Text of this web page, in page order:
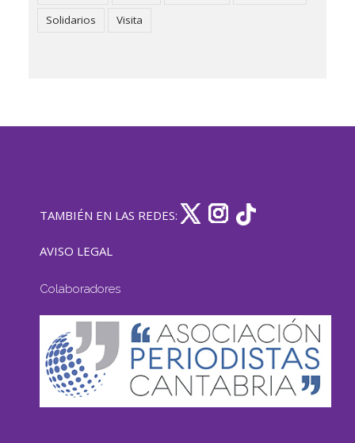
Solidarios
Visita
TAMBIÉN EN LAS REDES:
AVISO LEGAL
Colaboradores